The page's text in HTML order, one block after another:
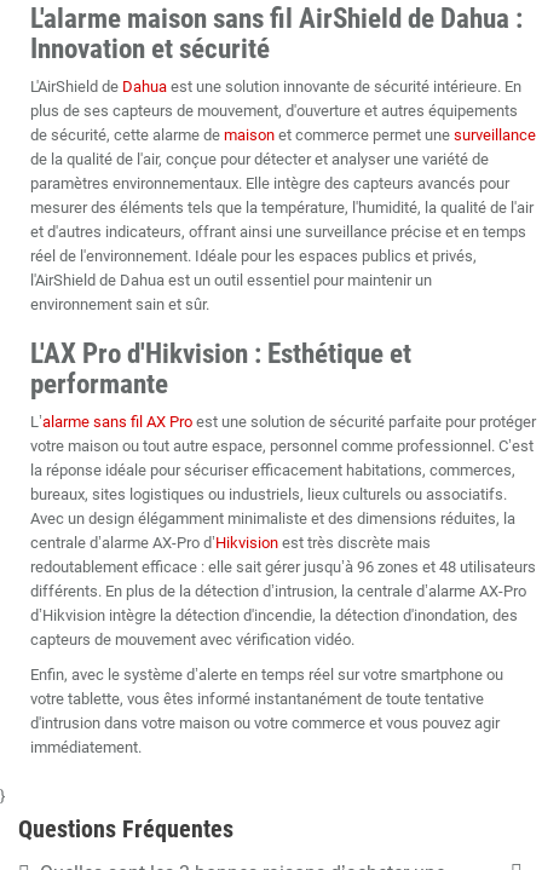
L'alarme maison sans fil AirShield de Dahua :
Innovation et sécurité
L'AirShield de Dahua est une solution innovante de sécurité intérieure. En
plus de ses capteurs de mouvement, d'ouverture et autres équipements
de sécurité, cette alarme de maison et commerce permet une surveillance
de la qualité de l'air, conçue pour détecter et analyser une variété de
paramètres environnementaux. Elle intègre des capteurs avancés pour
mesurer des éléments tels que la température, l'humidité, la qualité de l'air
et d'autres indicateurs, offrant ainsi une surveillance précise et en temps
réel de l'environnement. Idéale pour les espaces publics et privés,
l'AirShield de Dahua est un outil essentiel pour maintenir un
environnement sain et sûr.
L'AX Pro d'Hikvision : Esthétique et
performante
L’alarme sans fil AX Pro est une solution de sécurité parfaite pour protéger
votre maison ou tout autre espace, personnel comme professionnel. C’est
la réponse idéale pour sécuriser efficacement habitations, commerces,
bureaux, sites logistiques ou industriels, lieux culturels ou associatifs.
Avec un design élégamment minimaliste et des dimensions réduites, la
centrale d’alarme AX-Pro d’Hikvision est très discrète mais
redoutablement efficace : elle sait gérer jusqu’à 96 zones et 48 utilisateurs
différents. En plus de la détection d’intrusion, la centrale d’alarme AX-Pro
d’Hikvision intègre la détection d'incendie, la détection d'inondation, des
capteurs de mouvement avec vérification vidéo.
Enfin, avec le système d’alerte en temps réel sur votre smartphone ou
votre tablette, vous êtes informé instantanément de toute tentative
d'intrusion dans votre maison ou votre commerce et vous pouvez agir
immédiatement.
}
Questions Fréquentes